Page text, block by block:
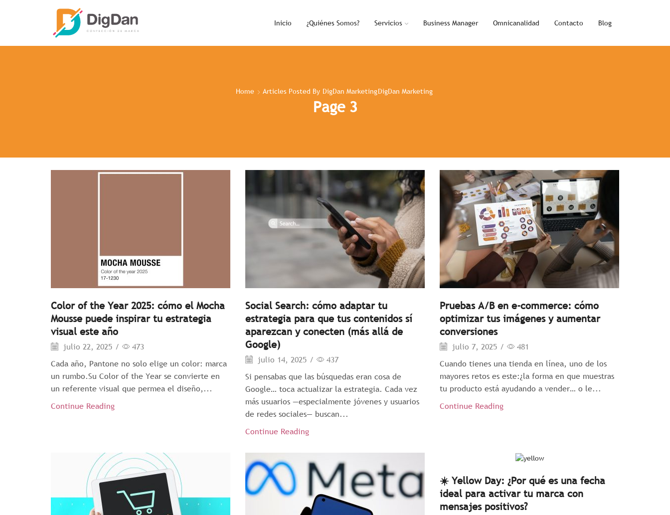
Inicio ¿Quiénes Somos? Servicios Business Manager Omnicanalidad Contacto Blog
Home Articles Posted By DigDan MarketingDigDan Marketing
Page 3
Color of the Year 2025: cómo el Mocha
Mousse puede inspirar tu estrategia
visual este año
julio 22, 2025 /
473
Cada año, Pantone no solo elige un color: marca
un rumbo.Su Color of the Year se convierte en
un referente visual que permea el diseño,...
Continue Reading
Social Search: cómo adaptar tu
estrategia para que tus contenidos sí
aparezcan y conecten (más allá de
Google)
julio 14, 2025 /
437
Si pensabas que las búsquedas eran cosa de
Google… toca actualizar la estrategia. Cada vez
más usuarios —especialmente jóvenes y usuarios
de redes sociales— buscan...
Continue Reading
Pruebas A/B en e-commerce: cómo
optimizar tus imágenes y aumentar
conversiones
julio 7, 2025 /
481
Cuando tienes una tienda en línea, uno de los
mayores retos es este:¿la forma en que muestras
tu producto está ayudando a vender… o le...
Continue Reading
☀️ Yellow Day: ¿Por qué es una fecha
ideal para activar tu marca con
mensajes positivos?